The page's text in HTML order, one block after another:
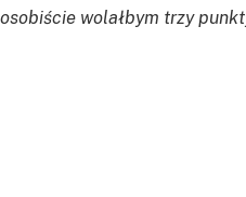
wolałbym trzy